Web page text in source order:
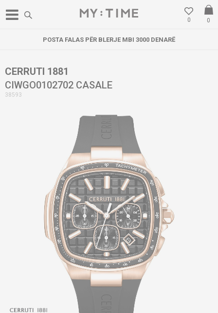
0
0
POSTA FALAS PËR BLERJE MBI 3000 DENARË
CERRUTI 1881
CIWGO0102702 CASALE
38593